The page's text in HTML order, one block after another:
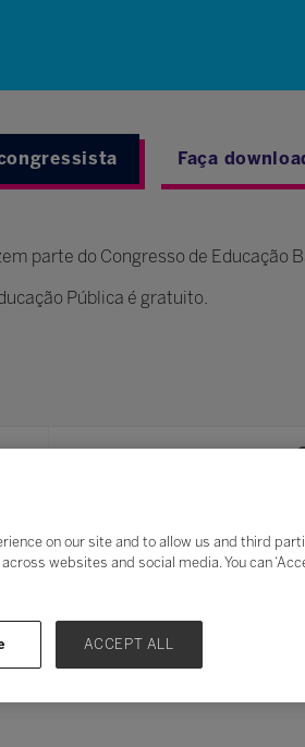
Faça
parte do Congresso de Educação
Pública é gratuito.
on our site and to allow us and third
websites and social media. You can
ACCEPT ALL